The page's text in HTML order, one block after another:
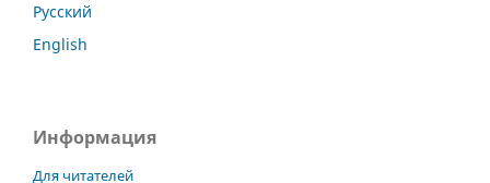
Русский
English
Информация
Для читателей